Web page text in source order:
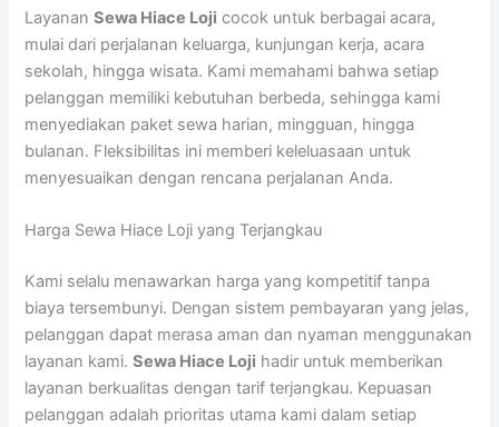
LayananSewa Hiace Loji cocok untuk berbagai acara,
mulai dari perjalanan keluarga, kunjungan kerja, acara
sekolah, hingga wisata. Kami memahami bahwa setiap
pelanggan memiliki kebutuhan berbeda, sehingga kami
menyediakan paket sewa harian, mingguan, hingga
bulanan. Fleksibilitas ini memberi keleluasaan untuk
menyesuaikan dengan rencana perjalanan Anda.
Harga Sewa Hiace Loji yang Terjangkau
Kami selalu menawarkan harga yang kompetitif tanpa
biaya tersembunyi. Dengan sistem pembayaran yang jelas,
pelanggan dapat merasa aman dan nyaman menggunakan
layanan kami.Sewa Hiace Loji hadir untuk memberikan
layanan berkualitas dengan tarif terjangkau. Kepuasan
pelanggan adalah prioritas utama kami dalam setiap